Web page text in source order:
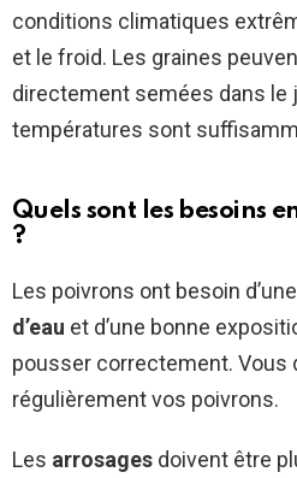
conditions climatiques
et le froid. Les graines
directement semées dans le
températures sont
Quels sont les besoins
?
Les poivrons ont besoin
d’eau et d’une bonne
pousser correctement. Vous
régulièrement vos poivrons.
Les arrosages doivent être